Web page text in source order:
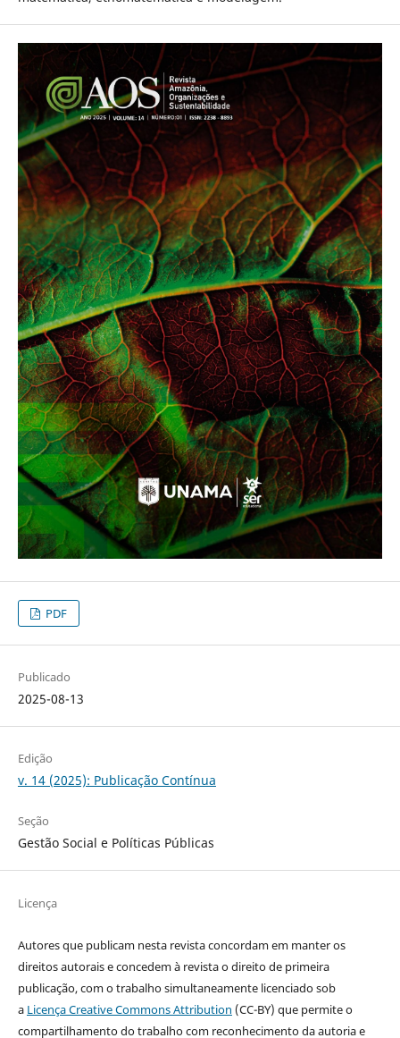
PDF
Publicado
2025-08-13
Edição
v. 14 (2025): Publicação Contínua
Seção
Gestão Social e Políticas Públicas
Licença
Autores que publicam nesta revista concordam em manter os
direitos autorais e concedem à revista o direito de primeira
publicação, com o trabalho simultaneamente licenciado sob
a Licença Creative Commons Attribution (CC-BY) que permite o
compartilhamento do trabalho com reconhecimento da autoria e